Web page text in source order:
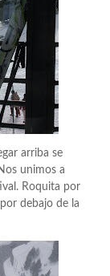
arriba se
unimos a
Roquita por
debajo de la